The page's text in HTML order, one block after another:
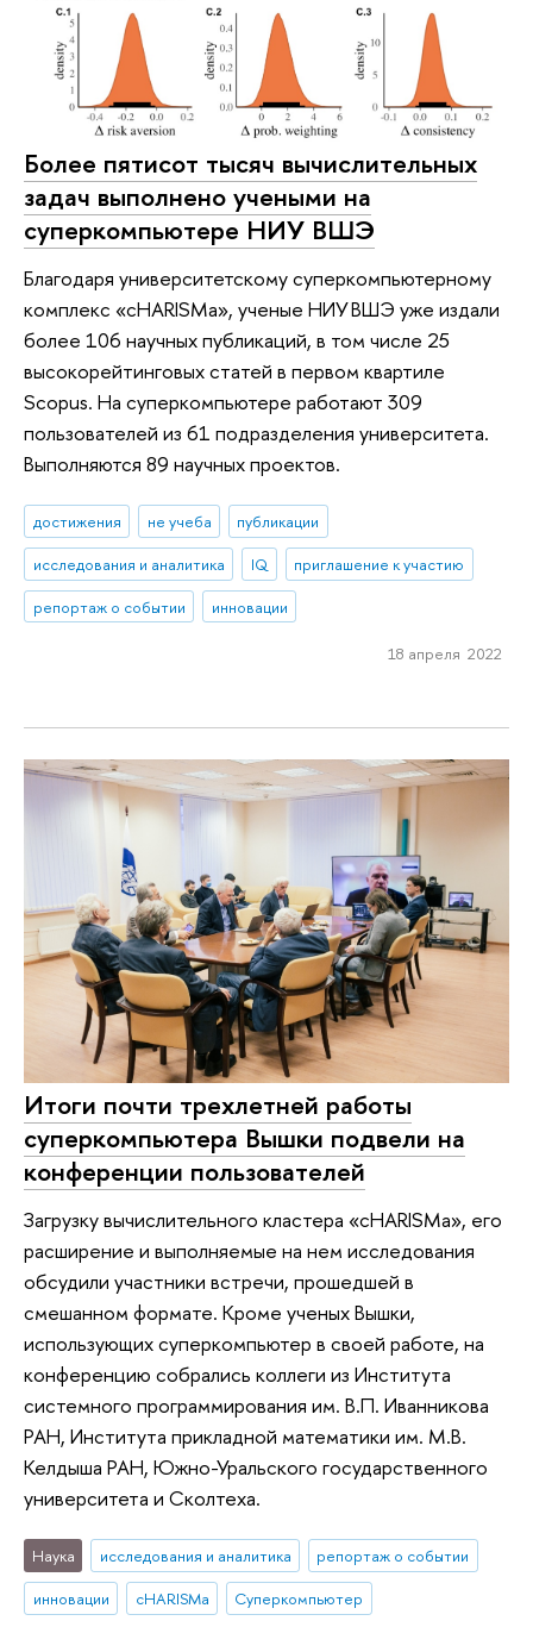
Более пятисот тысяч вычислительных
задач выполнено учеными на
суперкомпьютере НИУ ВШЭ
Благодаря университетскому суперкомпьютерному
комплекс «cHARISMa», ученые НИУ ВШЭ уже издали
более 106 научных публикаций, в том числе 25
высокорейтинговых статей в первом квартиле
Scopus. На суперкомпьютере работают 309
пользователей из 61 подразделения университета.
Выполняются 89 научных проектов.
достижения не учеба
публикации
исследования и аналитика
IQ
приглашение к участию
репортаж о событии
инновации
18 апреля 2022
Итоги почти трехлетней работы
суперкомпьютера Вышки подвели на
конференции пользователей
Загрузку вычислительного кластера «cHARISMa», его
расширение и выполняемые на нем исследования
обсудили участники встречи, прошедшей в
смешанном формате. Кроме ученых Вышки,
использующих суперкомпьютер в своей работе, на
конференцию собрались коллеги из Института
системного программирования им. В.П. Иванникова
РАН, Института прикладной математики им. М.В.
Келдыша РАН, Южно-Уральского государственного
университета и Сколтеха.
Наука исследования и аналитика
репортаж о событии
инновации
cHARISMa Суперкомпьютер